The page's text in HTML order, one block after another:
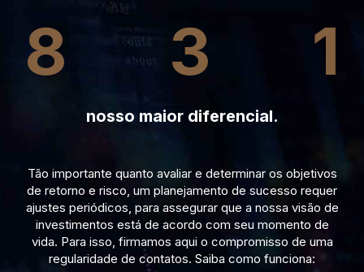
8 3 1
nosso maior diferencial.
Tão importante quanto avaliar e determinar os objetivos
de retorno e risco, um planejamento de sucesso requer
ajustes periódicos, para assegurar que a nossa visão de
investimentos está de acordo com seu momento de
vida. Para isso, firmamos aqui o compromisso de uma
regularidade de contatos. Saiba como funciona: